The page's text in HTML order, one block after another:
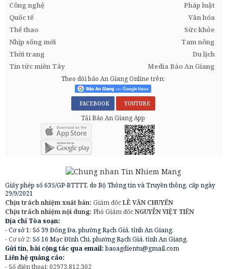
Công nghệ
Pháp luật
Quốc tế
Văn hóa
Thể thao
Sức khỏe
Nhịp sống mới
Tam nông
Thời trang
Du lịch
Tin tức miền Tây
Media Báo An Giang
Theo dõi báo An Giang Online trên:
FACEBOOK YOUTUBE
Tải Báo An Giang App
Giấy phép số 635/GP-BTTTT, do Bộ Thông tin và Truyền thông, cấp ngày
29/9/2021
Chịu trách nhiệm xuất bản: Giám đốcLÊ VĂN CHUYỂN
Chịu trách nhiệm nội dung: Phó Giám đốcNGUYỄN VIỆT TIẾN
Địa chỉ Tòa soạn:
- Cơ sở 1: Số 39 Đống Đa, phường Rạch Giá, tỉnh An Giang.
- Cơ sở 2: Số 16 Mạc Đĩnh Chi, phường Rạch Giá, tỉnh An Giang.
Gửi tin, bài cộng tác qua email:baoagdientu@gmail.com
Liên hệ quảng cáo:
- Số điện thoại: 02973.812.302